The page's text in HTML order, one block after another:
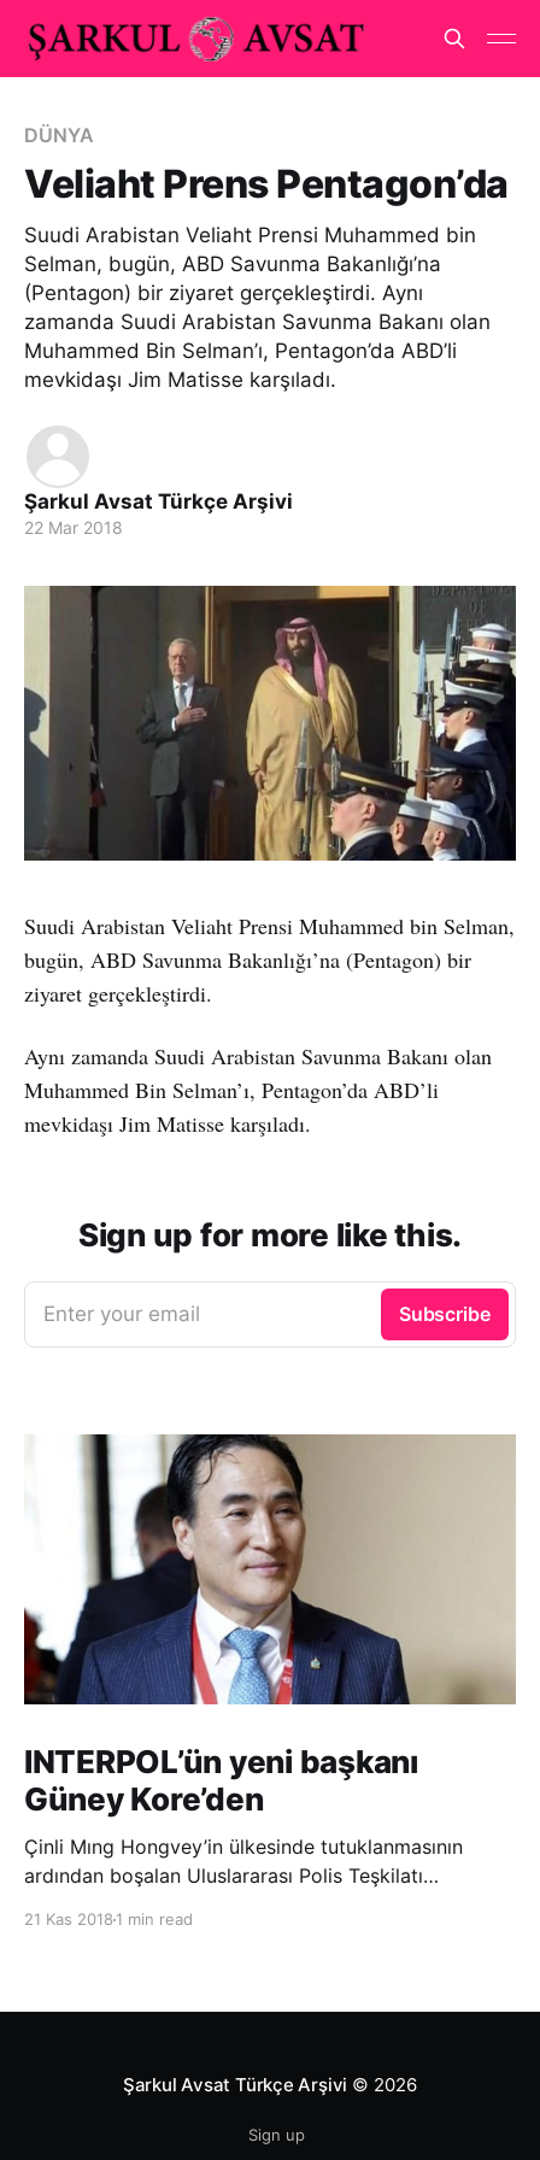
DÜNYA
Veliaht Prens Pentagon’da
Suudi Arabistan Veliaht Prensi Muhammed bin
Selman, bugün, ABD Savunma Bakanlığı’na
(Pentagon) bir ziyaret gerçekleştirdi. Aynı
zamanda Suudi Arabistan Savunma Bakanı olan
Muhammed Bin Selman’ı, Pentagon’da ABD’li
mevkidaşı Jim Matisse karşıladı.
Şarkul Avsat Türkçe Arşivi
22 Mar 2018
Suudi Arabistan Veliaht Prensi Muhammed bin Selman,
bugün, ABD Savunma Bakanlığı’na (Pentagon) bir
ziyaret gerçekleştirdi.
Aynı zamanda Suudi Arabistan Savunma Bakanı olan
Muhammed Bin Selman’ı, Pentagon’da ABD’li
mevkidaşı Jim Matisse karşıladı.
Sign up for more like this.
Enter your email Subscribe
INTERPOL’ün yeni başkanı
Güney Kore’den
Çinli Mıng Hongvey’in ülkesinde tutuklanmasının
ardından boşalan Uluslararası Polis Teşkilatı
21 Kas 2018 1 min read
Şarkul Avsat Türkçe Arşivi © 2026
Sign up